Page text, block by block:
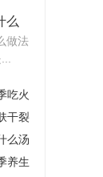
么
忌
做法
吃火
干裂
么汤
养生